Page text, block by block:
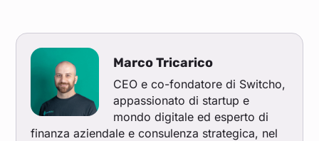
Marco Tricarico
CEO e co-fondatore di Switcho,
appassionato di startup e
mondo digitale ed esperto di
finanza aziendale e consulenza strategica, nel